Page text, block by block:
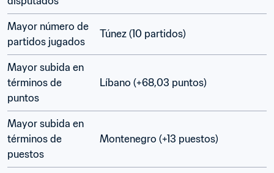
Mayor número de
partidos jugados
Túnez (10 partidos)
Mayor subida en
términos de
puntos
Líbano (+68,03 puntos)
Mayor subida en
términos de
puestos
Montenegro (+13 puestos)